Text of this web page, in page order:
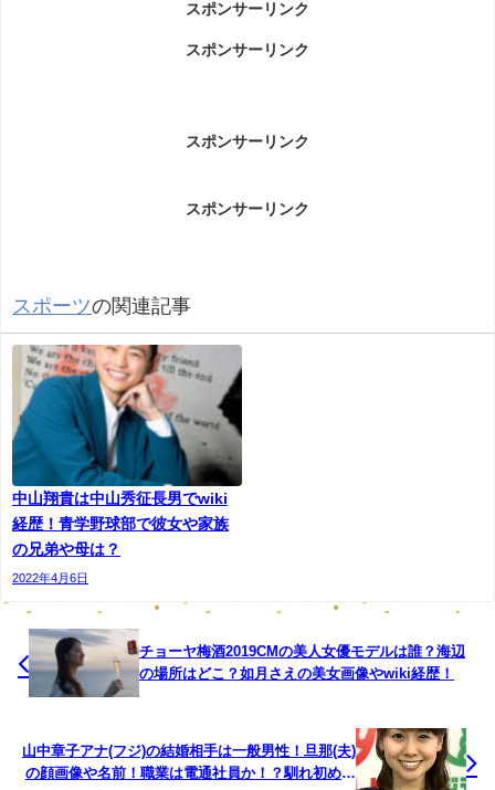
お相手は１歳上一般女性です。
「しっかりしていて理想的なタイプ」という事でおめでと
うございます。
卓球男子で４月の世界選手権個人戦シングルス代表
の吉村和弘（２２）＝東京アート＝が結婚すること
が２６日、
女性で、女優・橋本環奈似。
周囲に「しっかりしていて僕の理想的なタイプ」と
大安吉日の２７日に婚姻届を提出する予定で、挙
スポンサーリンク
スポンサーリンク
スポンサーリンク
スポンサーリンク
スポーツの関連記事
中山翔貴は中山秀征長男でwiki
経歴！青学野球部で彼女や家族
の兄弟や母は？
2022年4月6日
チョーヤ梅酒2019CMの美人女優モデルは誰？海辺
の場所はどこ？如月さえの美女画像やwiki経歴！
山中章子アナ(フジ)の結婚相手は一般男性！旦那(夫)
の顔画像や名前！職業は電通社員か！？馴れ初めや